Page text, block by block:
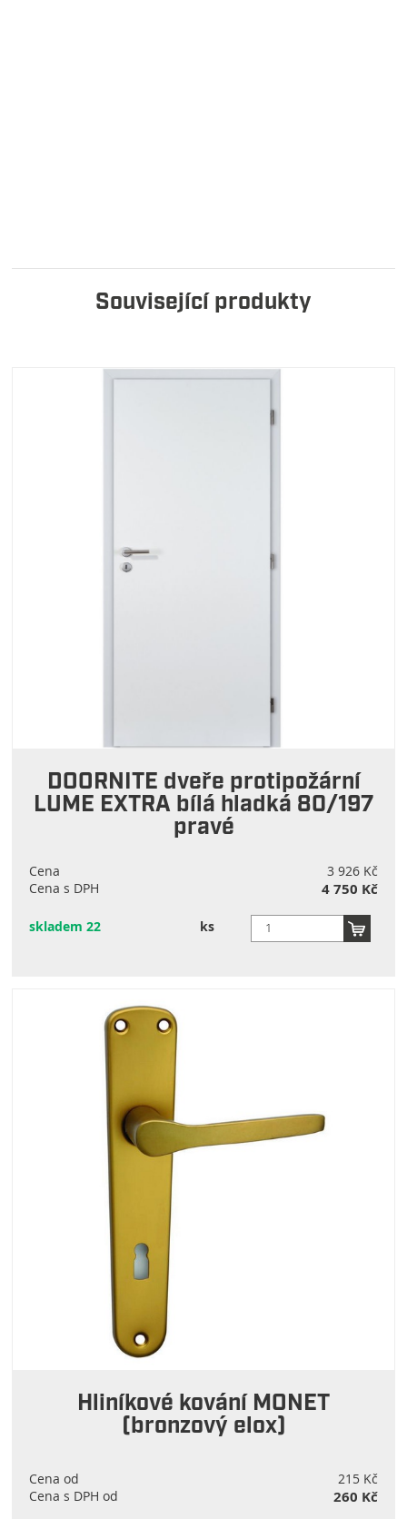
Související produkty
DOORNITE dveře protipožární
LUME EXTRA bílá hladká 80/197
pravé
Cena
3 926 Kč
Cena s DPH
4 750 Kč
skladem 22 ks
Hliníkové kování MONET
(bronzový elox)
Cena od
215 Kč
Cena s DPH od
260 Kč